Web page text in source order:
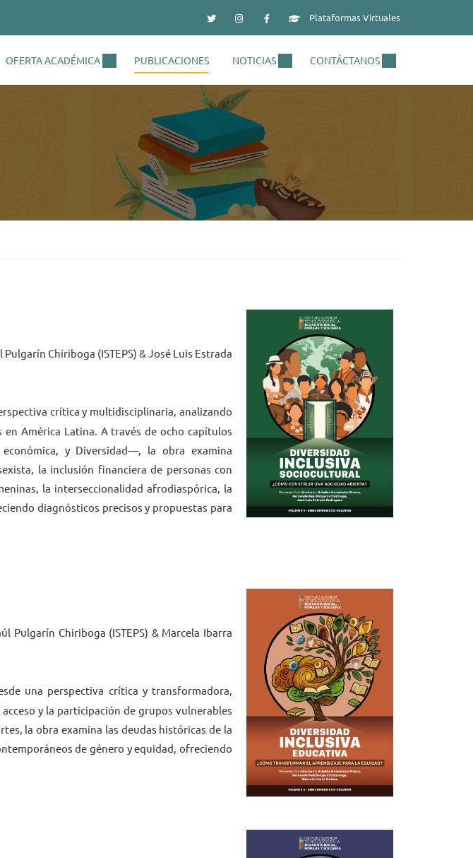
Plataformas Virtuales
OFERTA ACADÉMICA PUBLICACIONES NOTICIAS CONTÁCTANOS
Chiriboga (ISTEPS) & José Luis Estrada
crítica y multidisciplinaria, analizando
América Latina. A través de ocho capítulos
y Diversidad—, la obra examina
la inclusión financiera de personas con
la interseccionalidad afrodiaspórica, la
diagnósticos precisos y propuestas para
Pulgarín Chiriboga (ISTEPS) & Marcela Ibarra
una perspectiva crítica y transformadora,
y la participación de grupos vulnerables
la obra examina las deudas históricas de la
de género y equidad, ofreciendo